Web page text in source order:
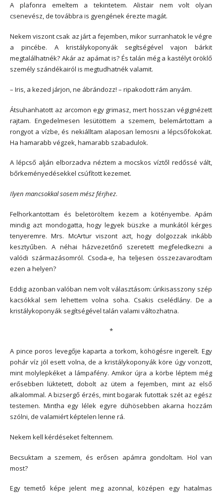
A plafonra emeltem a tekintetem. Alistair nem volt olyan
csenevész, de továbbra is gyengének érezte magát.
Nekem viszont csak az járt a fejemben, mikor surranhatok le végre
a pincébe. A kristálykoponyák segítségével vajon bárkit
megtalálhatnék? Akár az apámat is? És talán még a kastélyt öröklő
személy szándékairól is megtudhatnék valamit.
– Iris, a kezed járjon, ne ábrándozz! – ripakodott rám anyám.
Átsuhanhatott az arcomon egy grimasz, mert hosszan végignézett
rajtam. Engedelmesen lesütöttem a szemem, belemártottam a
rongyot a vízbe, és nekiálltam alaposan lemosni a lépcsőfokokat.
Ha hamarabb végzek, hamarabb szabadulok.
A lépcső alján elborzadva néztem a mocskos víztől redőssé vált,
bőrkeményedésekkel csúfított kezemet.
Ilyen mancsokkal sosem mész férjhez.
Felhorkantottam és beletöröltem kezem a kötényembe. Apám
mindig azt mondogatta, hogy legyek büszke a munkától kérges
tenyeremre. Mrs. McArtur viszont azt, hogy dolgozzak inkább
kesztyűben. A néhai házvezetőnő szeretett megfeledkezni a
valódi származásomról. Csoda-e, ha teljesen összezavarodtam
ezen a helyen?
Eddig azonban valóban nem volt választásom: úrikisasszony szép
kacsókkal sem lehettem volna soha. Csakis cselédlány. De a
kristálykoponyák segítségével talán valami változhatna.
*
A pince poros levegője kaparta a torkom, köhögésre ingerelt. Egy
pohár víz jól esett volna, de a kristálykoponyák köre úgy vonzott,
mint molylepkéket a lámpafény. Amikor újra a körbe léptem még
erősebben lüktetett, dobolt az ütem a fejemben, mint az első
alkalommal. A bizsergő érzés, mint bogarak futottak szét az egész
testemen. Mintha egy lélek egyre dühösebben akarna hozzám
szólni, de valamiért képtelen lenne rá.
Nekem kell kérdéseket feltennem.
Becsuktam a szemem, és erősen apámra gondoltam. Hol van
most?
Egy temető képe jelent meg azonnal, középen egy hatalmas